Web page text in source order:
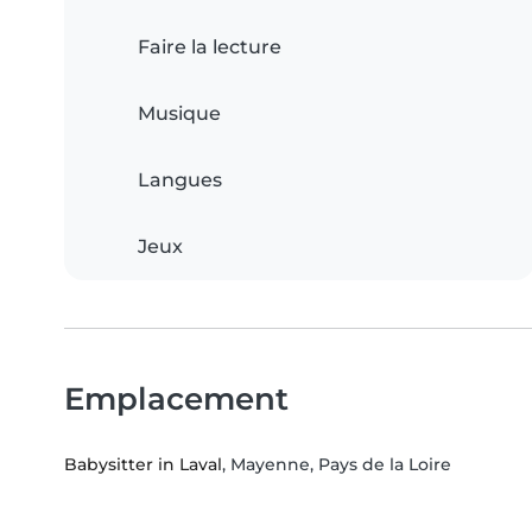
Faire la lecture
Musique
Langues
Jeux
Emplacement
Babysitter in Laval, Mayenne, Pays de la Loire